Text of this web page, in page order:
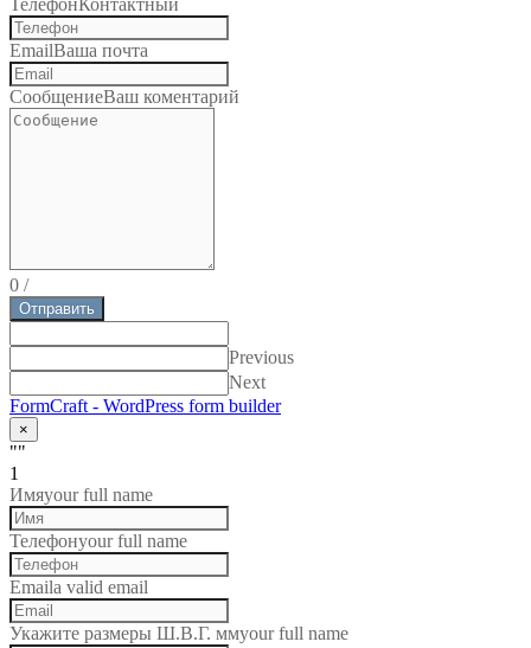
ТелефонКонтактный
EmailВаша почта
СообщениеВаш коментарий
0 /
Отправить
Previous
Next
FormCraft - WordPress form builder
×
""
1
Имяyour full name
Телефонyour full name
Emaila valid email
Укажите размеры Ш.В.Г. ммyour full name